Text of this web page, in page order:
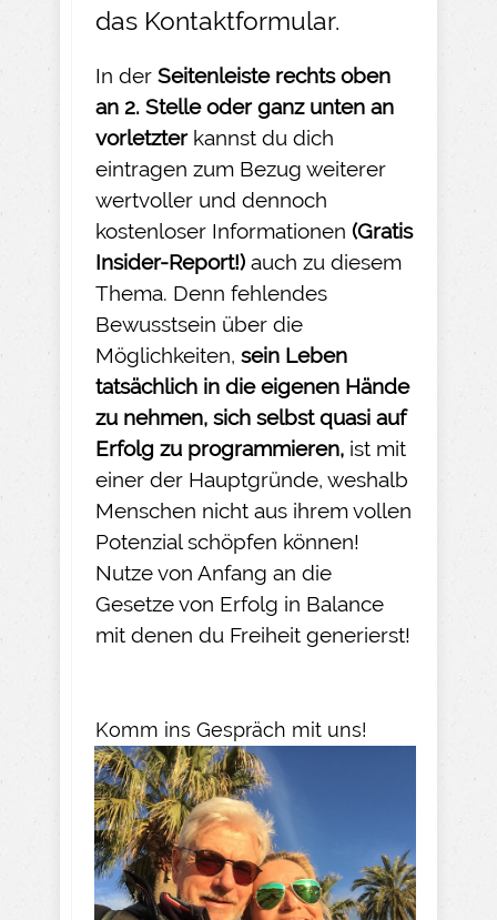
das Kontaktformular.
In der Seitenleiste rechts oben
an 2. Stelle oder ganz unten an
vorletzter kannst du dich
eintragen zum Bezug weiterer
wertvoller und dennoch
kostenloser Informationen (Gratis
Insider-Report!) auch zu diesem
Thema. Denn fehlendes
Bewusstsein über die
Möglichkeiten, sein Leben
tatsächlich in die eigenen Hände
zu nehmen, sich selbst quasi auf
Erfolg zu programmieren, ist mit
einer der Hauptgründe, weshalb
Menschen nicht aus ihrem vollen
Potenzial schöpfen können!
Nutze von Anfang an die
Gesetze von Erfolg in Balance
mit denen du Freiheit generierst!
Komm ins Gespräch mit uns!